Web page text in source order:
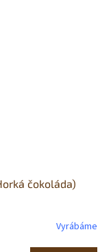
čokoláda)
Vyrábáme